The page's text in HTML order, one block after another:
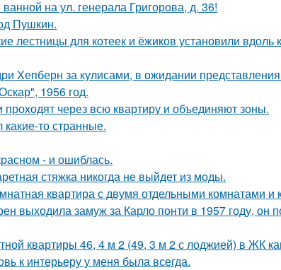
на ул. генерала Григорова, д. 36!
Пушкин.
лестницы для котеек и ёжиков установили
Хепберн за кулисами, в ожидании
1956 год.
проходят через всю квартиру и объединяют зоны.
то странные.
- и ошиблась.
стяжка никогда не выйдет из моды.
квартира с двумя отдельными комнатами и
выходила замуж за Карло понти в 1957 году,
квартиры 46, 4 м 2 (49, 3 м 2 с лоджией) в ЖК
к интерьеру у меня была всегда.